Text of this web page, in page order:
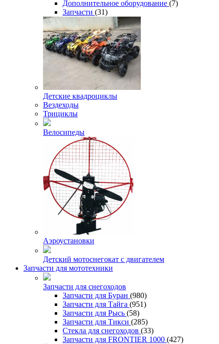
Дополнительное оборудование (7)
Запчасти (31)
Детские квадроциклы
Вездеходы
Трициклы
Велосипеды
Аэроустановки
Детский мотоснегокат с двигателем
Запчасти для мототехники
Запчасти для снегоходов
Запчасти для Буран (980)
Запчасти для Тайга (951)
Запчасти для Рысь (58)
Запчасти для Тикси (285)
Стекла для снегоходов (33)
Запчасти для FRONTIER 1000 (427)